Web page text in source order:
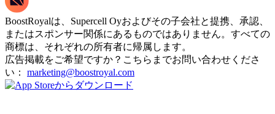
BoostRoyalは、Supercell Oyおよびその子会社と提携、承認、
またはスポンサー関係にあるものではありません。すべての
商標は、それぞれの所有者に帰属します。
広告掲載をご希望ですか？こちらまでお問い合わせくださ
い： marketing@boostroyal.com